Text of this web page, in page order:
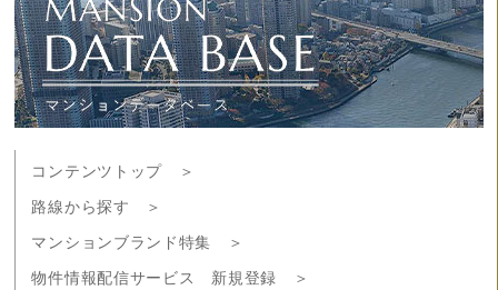
コンテンツトップ ＞
路線から探す ＞
マンションブランド特集 ＞
物件情報配信サービス 新規登録 ＞